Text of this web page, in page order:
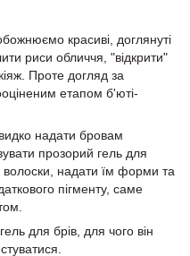
красиві, доглянуті
риси обличчя, "відкрити"
Проте догляд за
етапом б'юті-
надати бровам
прозорий гель для
волоски, надати їм форми та
пігменту, саме
для брів, для чого він